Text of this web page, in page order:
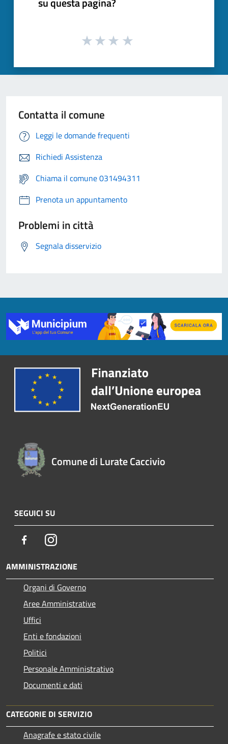
Contatta il comune
Leggi le domande frequenti
Richiedi Assistenza
Chiama il comune 031494311
Prenota un appuntamento
Problemi in città
Segnala disservizio
Comune di Lurate Caccivio
SEGUICI SU
FacebookInstagram
AMMINISTRAZIONE
Organi di Governo
Aree Amministrative
Uffici
Enti e fondazioni
Politici
Personale Amministrativo
Documenti e dati
CATEGORIE DI SERVIZIO
Anagrafe e stato civile